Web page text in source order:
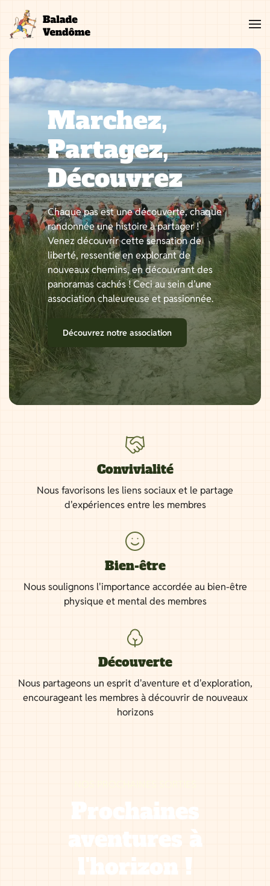
contenu
Marchez,
Partagez,
Découvrez
Chaque pas est une découverte, chaque
randonnée une histoire à partager !
Venez découvrir cette sensation de
liberté, ressentie en explorant de
nouveaux chemins, en découvrant des
panoramas cachés ! Ceci au sein d’une
association chaleureuse et passionnée.
Découvrez notre association
Convivialité
Nous favorisons les liens sociaux et le partage
d'expériences entre les membres
Bien-être
Nous soulignons l'importance accordée au bien-être
physique et mental des membres
Découverte
Nous partageons un esprit d'aventure et d'exploration,
encourageant les membres à découvrir de nouveaux
horizons
Prochaines
aventures à
l'horizon !